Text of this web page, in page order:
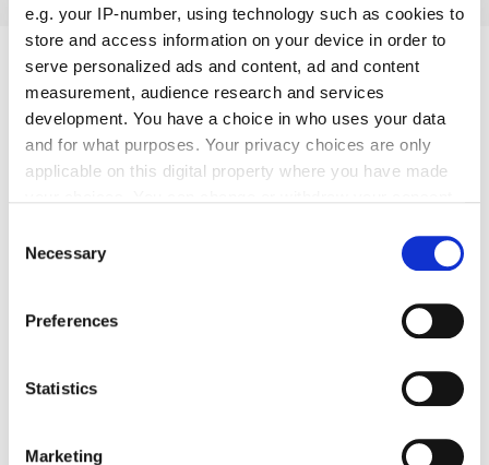
e.g. your IP-number, using technology such as cookies to
store and access information on your device in order to
serve personalized ads and content, ad and content
measurement, audience research and services
development. You have a choice in who uses your data
and for what purposes. Your privacy choices are only
applicable on this digital property where you have made
the Privacy trigger icon.
Collect information about your geographical location
Identify your device by actively scanning it for
Find out more about how your personal data is processed
Selection
Necessary
Preferences
Statistics
Marketing
Kommentar schreiben
Name